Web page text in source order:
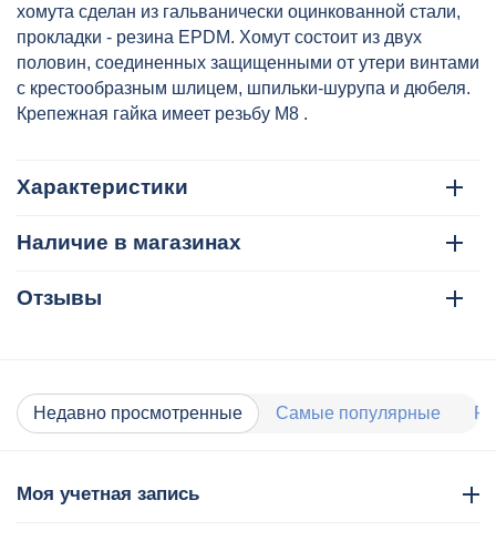
хомута сделан из гальванически оцинкованной стали,
прокладки - резина EPDM. Хомут состоит из двух
половин, соединенных защищенными от утери винтами
с крестообразным шлицем, шпильки-шурупа и дюбеля.
Крепежная гайка имеет резьбу М8 .
Характеристики
Наличие в магазинах
Отзывы
Недавно просмотренные Самые популярные
Моя учетная запись